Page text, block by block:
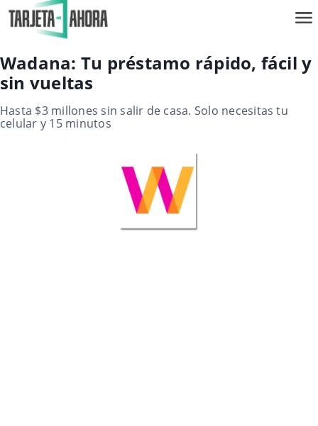
Wadana: Tu préstamo rápido, fácil y
sin vueltas
Hasta $3 millones sin salir de casa. Solo necesitas tu
celular y 15 minutos